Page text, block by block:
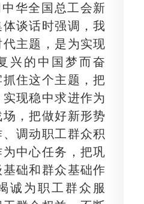
华全国总工会新
谈话时强调，我
主题，是为实现
兴的中国梦而奋
住这个主题，把
现稳中求进作为
，把做好新形势
调动职工群众积
中心任务，把巩
础和群众基础作
诚为职工群众服